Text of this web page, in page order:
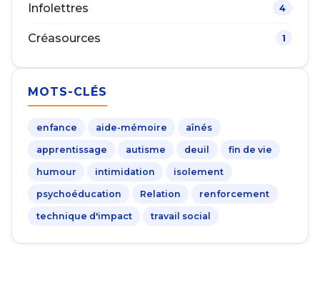
Infolettres 4
Créasources 1
MOTS-CLÉS
enfance aide-mémoire aînés
apprentissage autisme deuil fin de vie
humour intimidation isolement
psychoéducation Relation renforcement
technique d'impact travail social